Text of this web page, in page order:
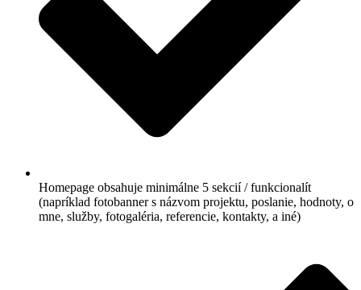
Homepage obsahuje minimálne 5 sekcií / funkcionalít
(napríklad fotobanner s názvom projektu, poslanie, hodnoty, o
mne, služby, fotogaléria, referencie, kontakty, a iné)